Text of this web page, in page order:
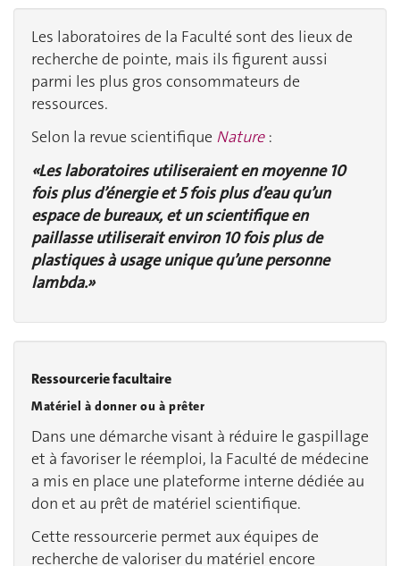
Les laboratoires de la Faculté sont des lieux de
recherche de pointe, mais ils figurent aussi
parmi les plus gros consommateurs de
ressources.
Selon la revue scientifique Nature :
« Les laboratoires utiliseraient en moyenne 10
fois plus d’énergie et 5 fois plus d’eau qu’un
espace de bureaux, et un scientifique en
paillasse utiliserait environ 10 fois plus de
plastiques à usage unique qu’une personne
lambda. »
Ressourcerie facultaire
Matériel à donner ou à prêter
Dans une démarche visant à réduire le gaspillage
et à favoriser le réemploi, la Faculté de médecine
a mis en place une plateforme interne dédiée au
don et au prêt de matériel scientifique.
Cette ressourcerie permet aux équipes de
recherche de valoriser du matériel encore